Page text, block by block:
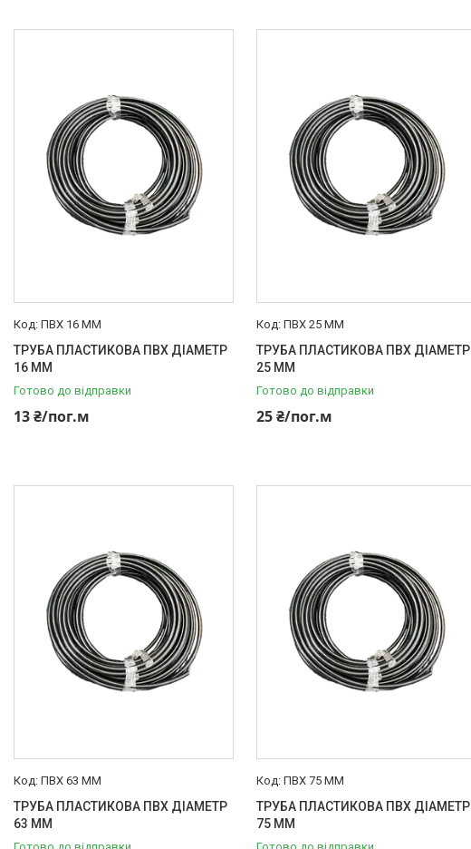
ПВХ 16 ММ
ТРУБА ПЛАСТИКОВА ПВХ ДІАМЕТР
16 ММ
Готово до відправки
13 ₴/пог.м
ПВХ 25 ММ
ТРУБА ПЛАСТИКОВА ПВХ ДІАМЕТР
25 ММ
Готово до відправки
25 ₴/пог.м
ПВХ 63 ММ
ТРУБА ПЛАСТИКОВА ПВХ ДІАМЕТР
63 ММ
ПВХ 75 ММ
ТРУБА ПЛАСТИКОВА ПВХ ДІАМЕТР
75 ММ